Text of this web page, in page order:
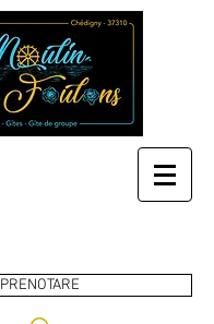
PRENOTARE